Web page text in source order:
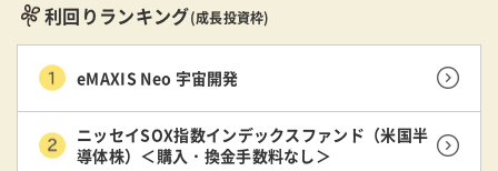
利回りランキング(成長投資枠)
eMAXIS Neo 宇宙開発
ニッセイSOX指数インデックスファンド（米国半
導体株）＜購入・換金手数料なし＞